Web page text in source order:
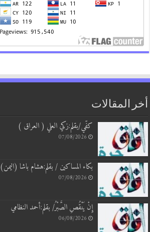
أخر المقالات
كفّي/بقلم:زكي العلي ( العراق )
07/08/2026
بكاء المساكين / بقلم:هشام باشا (اليمن)
07/08/2026
إِنْ يَنْقُصِ الصَّبْرُ/ بقلم:أحمد النظامي
06/08/2026